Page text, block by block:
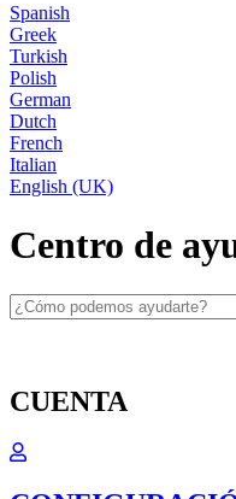
Spanish
Greek
Turkish
Polish
German
Dutch
French
Italian
English (UK)
Centro de
CUENTA